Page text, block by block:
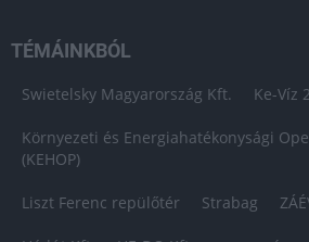
TÉMÁINKBÓL
Swietelsky Magyarország Kft. Ke-Víz
Környezeti és Energiahatékonysági
(KEHOP)
Liszt Ferenc repülőtér Strabag